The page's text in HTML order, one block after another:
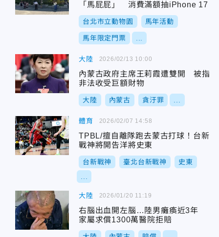
「馬屁屁」 消費滿額抽iPhone 17
台北市立動物園 馬年活動
馬年限定門票
大陸
內蒙古政府主席王莉霞遭雙開 被指
非法收受巨額財物
大陸 內蒙古 貪汙罪
2026/02/13 10:00
體育
TPBL/擅自離隊跑去蒙古打球！台新
戰神將開告洋將史東
台新戰神 臺北台新戰神 史東
2026/02/07 14:58
大陸
右腦出血開左腦…陸男癱瘓近3年
家屬求償1300萬醫院拒賠
2026/01/20 11:19